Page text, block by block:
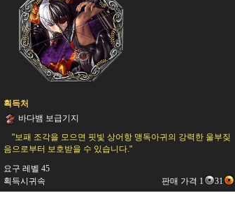
획득처
바다뱀 보급기지
"보패 조각을 모으면 핏빛 상어항 맹독아귀의 강력한 울부짖
음으로부터 보호받을 수 있습니다."
요구 레벨 45
획득시귀속
판매 가격 1 31